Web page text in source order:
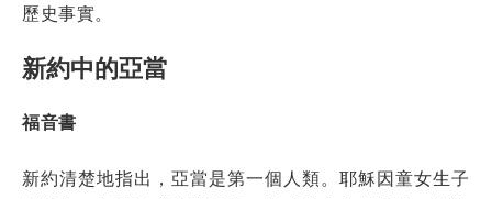
歷史事實。
新約中的亞當
福音書
新約清楚地指出，亞當是第一個人類。耶穌因童女生子